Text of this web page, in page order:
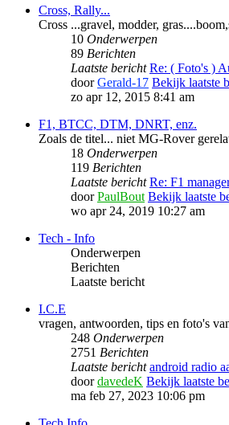
Cross, Rally...
Cross ...gravel, modder,
10 Onderwerpen
89 Berichten
Laatste bericht Re: ( Foto's )
doorGerald-17 Bekijk laatste
zo apr 12, 2015 8:41 am
F1, BTCC, DTM, DNRT, enz.
Zoals de titel... niet MG-Rover
18 Onderwerpen
119 Berichten
Laatste bericht Re: F1
doorPaulBout Bekijk laatste
wo apr 24, 2019 10:27 am
Tech - Info
Onderwerpen
Berichten
Laatste bericht
I.C.E
vragen, antwoorden, tips en foto's
248 Onderwerpen
2751 Berichten
Laatste bericht android radio
doordavedeK Bekijk laatste
ma feb 27, 2023 10:06 pm